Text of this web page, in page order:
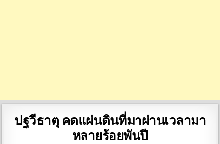
ปฐวีธาตุ คดแผ่นดินที่มาผ่านเวลามา
หลายร้อยพันปี